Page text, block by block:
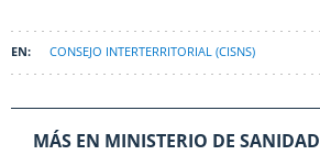
CONSEJO INTERTERRITORIAL (CISNS)
MÁS EN MINISTERIO DE SANIDAD